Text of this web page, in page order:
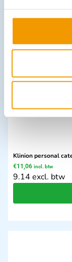
Andere
categorie:
Klinion personal
€11,06 incl. btw
9.14 excl. btw